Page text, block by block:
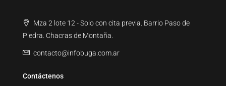
Mza 2 lote 12 - Solo con cita previa. Barrio Paso de
Piedra. Chacras de Montaña.
contacto@infobuga.com.ar
Contáctenos